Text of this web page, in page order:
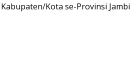
Kota se-Provinsi Jambi